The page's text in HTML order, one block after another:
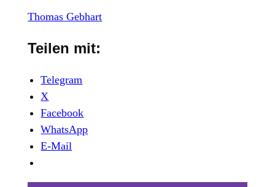
Thomas Gebhart
Teilen mit:
Telegram
X
Facebook
WhatsApp
E-Mail